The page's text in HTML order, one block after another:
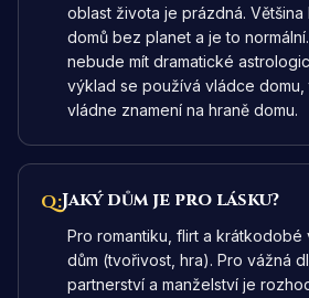
oblast života je prázdná. Většina
domů bez planet a je to
nebude mít dramatické
výklad se používá vládce
vládne znamení na hraně domu.
Q:Jaký dům je pro lásku?
Pro romantiku, flirt a krátkodobé
dům (tvořivost, hra). Pro vážná
partnerství a manželství je